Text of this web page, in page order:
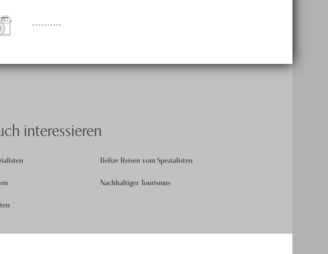
interessieren
Belize Reisen vom Spezialisten
Nachhaltiger Tourismus